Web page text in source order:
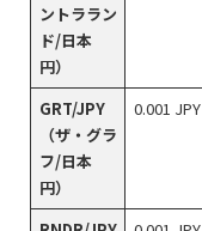
ントララン
ド/日本
円）
GRT/JPY
（ザ・グラ
フ/日本
円）
0.001 JPY